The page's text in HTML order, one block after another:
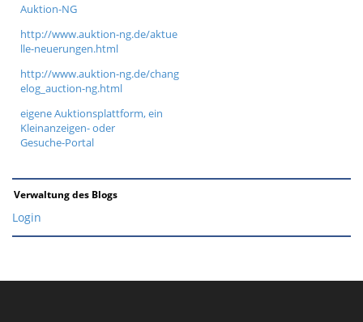
Auktion-NG
http://www.auktion-ng.de/aktue
lle-neuerungen.html
http://www.auktion-ng.de/chang
elog_auction-ng.html
eigene Auktionsplattform, ein
Kleinanzeigen- oder
Gesuche-Portal
Verwaltung des Blogs
Login